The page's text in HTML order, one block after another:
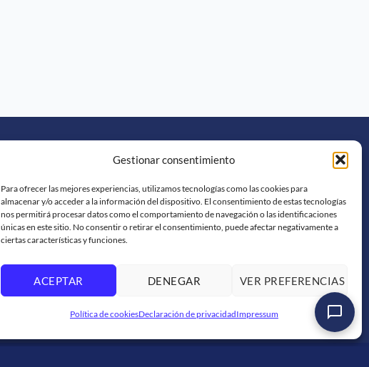
Gestionar consentimiento
Para ofrecer las mejores experiencias, utilizamos tecnologías como las cookies para
almacenar y/o acceder a la información del dispositivo. El consentimiento de estas tecnologías
nos permitirá procesar datos como el comportamiento de navegación o las identificaciones
únicas en este sitio. No consentir o retirar el consentimiento, puede afectar negativamente a
ciertas características y funciones.
ACEPTAR DENEGAR VER PREFERENCIAS
Política de cookiesDeclaración de privacidadImpressum
Logali Formación
Logali Consultoría